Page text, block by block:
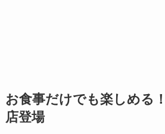
お食事だけでも楽しめる
店登場